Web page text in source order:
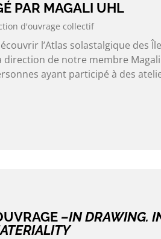
PAR MAGALI UHL
d'ouvrage collectif
l’Atlas solastalgique des
direction de notre membre
ayant participé à des
–IN DRAWING.